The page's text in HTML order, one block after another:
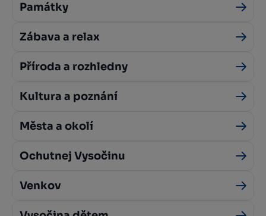
Památky
Zábava a relax
Příroda a rozhledny
Kultura a poznání
Města a okolí
Ochutnej Vysočinu
Venkov